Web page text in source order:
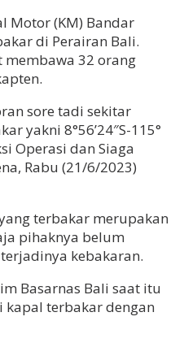
Motor (KM) Bandar
di Perairan Bali.
membawa 32 orang
sore tadi sekitar
yakni 8°56’24″S-115°
Operasi dan Siaga
Rabu (21/6/2023)
terbakar merupakan
pihaknya belum
kebakaran.
Basarnas Bali saat itu
kapal terbakar dengan